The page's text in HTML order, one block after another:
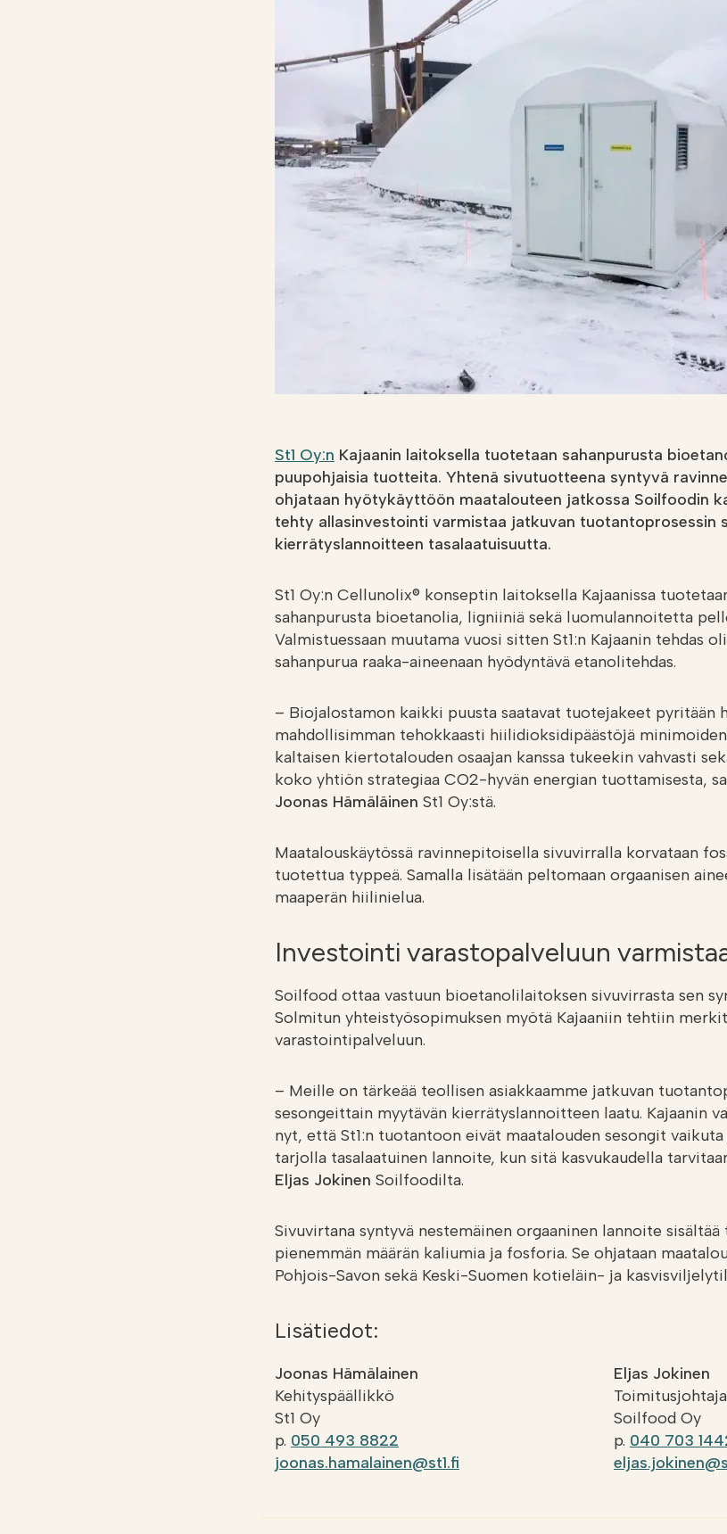
Lannoituslaskuri
verkkokauppa
St1 Oy:n Kajaanin laitoksella tuotetaan sahanpurusta
puupohjaisia tuotteita. Yhtenä sivutuotteena syntyvä
ohjataan hyötykäyttöön maatalouteen jatkossa Soilfoodin
tehty allasinvestointi varmistaa jatkuvan tuotantoprosessin
kierrätyslannoitteen tasalaatuisuutta.
St1 Oy:n Cellunolix® konseptin laitoksella Kajaanissa
sahanpurusta bioetanolia, ligniiniä sekä luomulannoitetta
Valmistuessaan muutama vuosi sitten St1:n Kajaanin tehdas
sahanpurua raaka-aineenaan hyödyntävä etanolitehdas.
– Biojalostamon kaikki puusta saatavat tuotejakeet pyritään
mahdollisimman tehokkaasti hiilidioksidipäästöjä
kaltaisen kiertotalouden osaajan kanssa tukeekin vahvasti
koko yhtiön strategiaa CO2-hyvän energian tuottamisesta,
Joonas Hämäläinen St1 Oy:stä.
Maatalouskäytössä ravinnepitoisella sivuvirralla korvataan
tuotettua typpeä. Samalla lisätään peltomaan orgaanisen
maaperän hiilinielua.
Investointi varastopalveluun
Soilfood ottaa vastuun bioetanolilaitoksen sivuvirrasta sen
Solmitun yhteistyösopimuksen myötä Kajaaniin tehtiin
varastointipalveluun.
– Meille on tärkeää teollisen asiakkaamme jatkuvan
sesongeittain myytävän kierrätyslannoitteen laatu. Kajaanin
nyt, että St1:n tuotantoon eivät maatalouden sesongit
tarjolla tasalaatuinen lannoite, kun sitä kasvukaudella
Eljas Jokinen Soilfoodilta.
Sivuvirtana syntyvä nestemäinen orgaaninen lannoite
pienemmän määrän kaliumia ja fosforia. Se ohjataan
Pohjois-Savon sekä Keski-Suomen kotieläin- ja
Lisätiedot:
Joonas Hämälainen
Kehityspäällikkö
St1 Oy
p. 050 493 8822
joonas.hamalainen@st1.fi
Eljas Jokinen
Toimitusjohtaja
Soilfood Oy
p. 040 703